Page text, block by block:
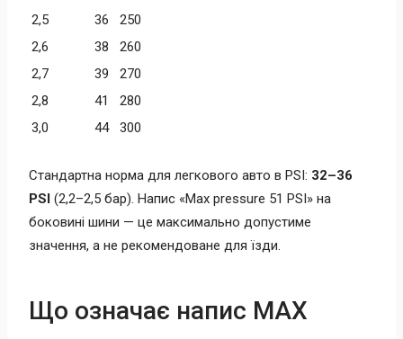
2,5
36
250
2,6
38
260
2,7
39
270
2,8
41
280
3,0
44 300
Стандартна норма для легкового авто в PSI: 32–36
PSI (2,2–2,5 бар). Напис «Max pressure 51 PSI» на
боковині шини — це максимально допустиме
значення, а не рекомендоване для їзди.
Що означає напис MAX